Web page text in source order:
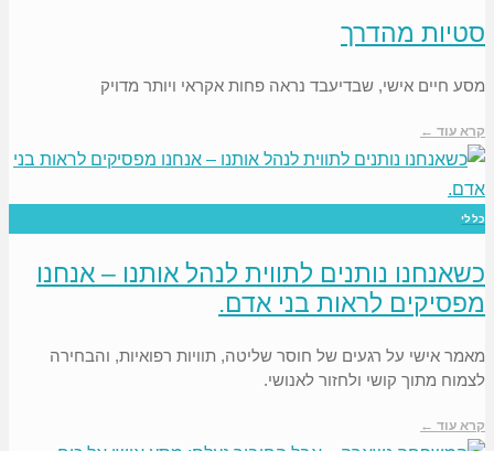
סטיות מהדרך
מסע חיים אישי, שבדיעבד נראה פחות אקראי ויותר מדויק
קרא עוד ←
כללי
כשאנחנו נותנים לתווית לנהל אותנו – אנחנו
מפסיקים לראות בני אדם.
מאמר אישי על רגעים של חוסר שליטה, תוויות רפואיות, והבחירה
לצמוח מתוך קושי ולחזור לאנושי.
קרא עוד ←